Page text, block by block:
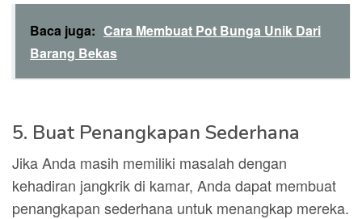
Baca juga: Cara Membuat Pot Bunga Unik Dari
Barang Bekas
5. Buat Penangkapan Sederhana
Jika Anda masih memiliki masalah dengan
kehadiran jangkrik di kamar, Anda dapat membuat
penangkapan sederhana untuk menangkap mereka.